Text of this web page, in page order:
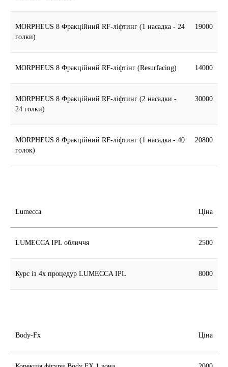
MORPHEUS 8 Фракційний RF-ліфтинг (1 насадка - 24
голки)
19000
MORPHEUS 8 Фракційний RF-ліфтінг (Resurfacing) 14000
MORPHEUS 8 Фракційний RF-ліфтинг (2 насадки -
24 голки)
30000
MORPHEUS 8 Фракційний RF-ліфтинг (1 насадка - 40
голок)
20800
Lumecca Ціна
LUMECCA IPL обличчя 2500
Курс із 4х процедур LUMECCA IPL 8000
Body-Fx Ціна